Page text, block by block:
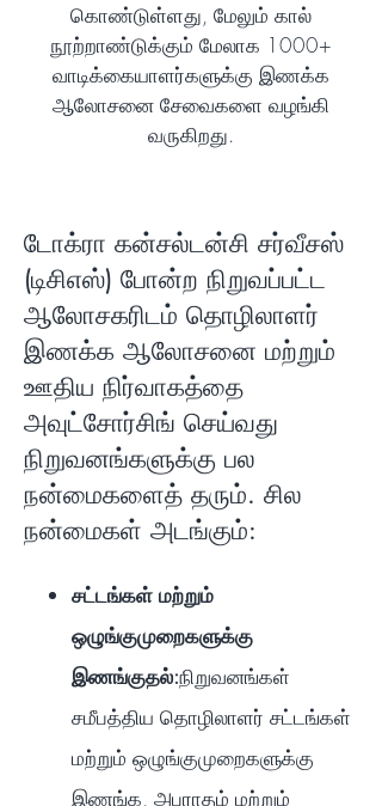
கொண்டுள்ளது, மேலும் கால்
நூற்றாண்டுக்கும் மேலாக 1000+
வாடிக்கையாளர்களுக்கு இணக்க
ஆலோசனை சேவைகளை வழங்கி
வருகிறது.
டோக்ரா கன்சல்டன்சி சர்வீசஸ்
(டிசிஎஸ்) போன்ற நிறுவப்பட்ட
ஆலோசகரிடம் தொழிலாளர்
இணக்க ஆலோசனை மற்றும்
ஊதிய நிர்வாகத்தை
அவுட்சோர்சிங் செய்வது
நிறுவனங்களுக்கு பல
நன்மைகளைத் தரும். சில
நன்மைகள் அடங்கும்:
சட்டங்கள் மற்றும்
ஒழுங்குமுறைகளுக்கு
இணங்குதல்:நிறுவனங்கள்
சமீபத்திய தொழிலாளர் சட்டங்கள்
மற்றும் ஒழுங்குமுறைகளுக்கு
இணங்க, அபராதம் மற்றும்